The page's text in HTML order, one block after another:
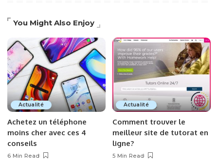
You Might Also Enjoy
Actualité
Achetez un téléphone
moins cher avec ces 4
conseils
6 Min Read
Actualité
Comment trouver le
meilleur site de tutorat en
ligne?
5 Min Read